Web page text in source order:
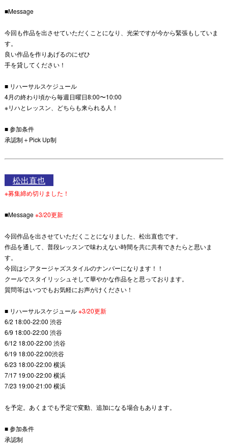
■Message
今回も作品を出させていただくことになり、光栄ですが今から緊張もしていま
す。
良い作品を作りあげるのにぜひ
手を貸してください！
■ リハーサルスケジュール
4月の終わり頃から毎週日曜日8:00〜10:00
※リハとレッスン、どちらも来られる人！
■ 参加条件
承認制＋Pick Up制
松出直也
※募集締め切りました！
■Message※3/20更新
今回作品を出させていただくことになりました、松出直也です。
作品を通して、普段レッスンで味わえない時間を共に共有できたらと思いま
す。
今回はシアタージャズスタイルのナンバーになります！！
クールでスタイリッシュそして華やかな作品をと思っております。
質問等はいつでもお気軽にお声がけください！
■ リハーサルスケジュール※3/20更新
6/2 18:00-22:00 渋谷
6/9 18:00-22:00 渋谷
6/12 18:00-22:00 渋谷
6/19 18:00-22:00渋谷
6/23 18:00-22:00 横浜
7/17 19:00-22:00 横浜
7/23 19:00-21:00 横浜
を予定。あくまでも予定で変動、追加になる場合もあります。
■ 参加条件
承認制